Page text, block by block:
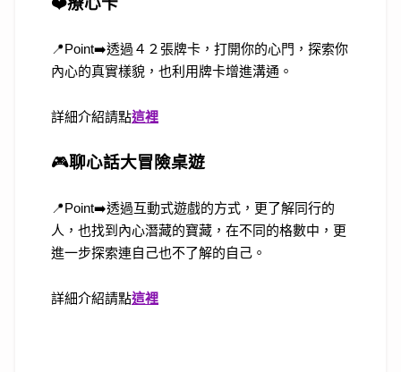
📍Point➡️透過４２張牌卡，打開你的心門，探索你
內心的真實樣貌，也利用牌卡增進溝通。
詳細介紹請點這裡
🎮聊心話大冒險桌遊
📍Point➡️透過互動式遊戲的方式，更了解同行的
人，也找到內心潛藏的寶藏，在不同的格數中，更
進一步探索連自己也不了解的自己。
詳細介紹請點這裡